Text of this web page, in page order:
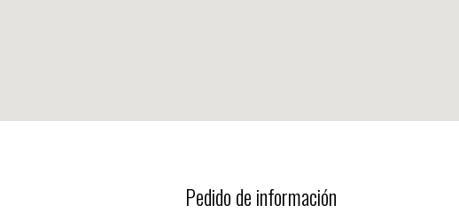
Pedido de información